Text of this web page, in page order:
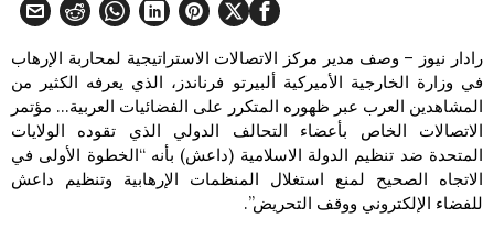
رادار نيوز – وصف مدير مركز الاتصالات الاستراتيجية لمحاربة الإرهاب
في وزارة الخارجية الأميركية ألبيرتو فرناندز، الذي يعرفه الكثير من
المشاهدين العرب عبر ظهوره المتكرر على الفضائيات العربية… مؤتمر
الاتصالات الخاص بأعضاء التحالف الدولي الذي تقوده الولايات
المتحدة ضد تنظيم الدولة الاسلامية (داعش) بأنه “الخطوة الأولى في
الاتجاه الصحيح لمنع استغلال المنظمات الإرهابية وتنظيم داعش
للفضاء الإلكتروني ووقف التحريض”.